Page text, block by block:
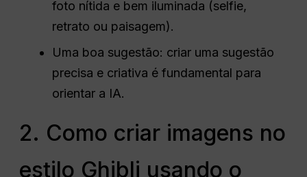
foto nítida e bem iluminada (selfie,
retrato ou paisagem).
Uma boa sugestão: criar uma sugestão
precisa e criativa é fundamental para
orientar a IA.
2. Como criar imagens no
estilo Ghibli usando o